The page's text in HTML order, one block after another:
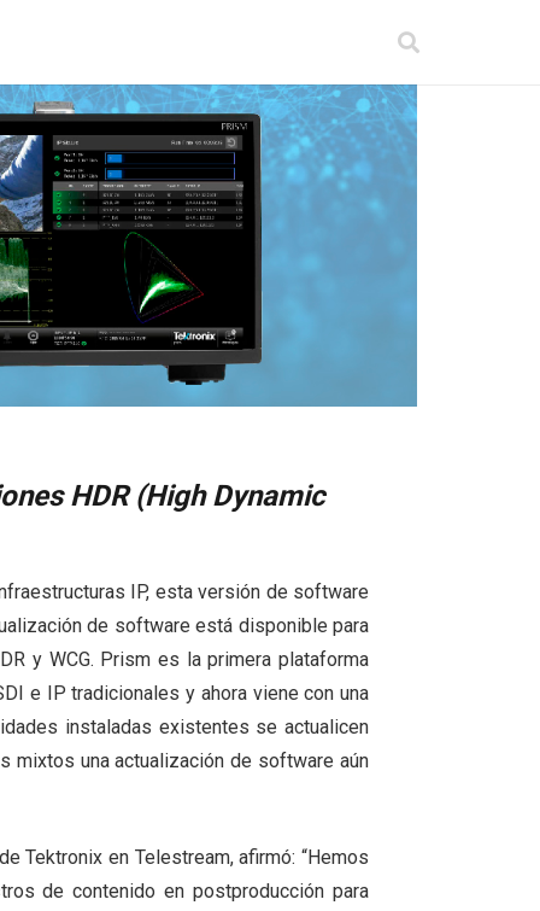
HDR (High Dynamic
IP, esta versión de software
de software está disponible para
y WCG. Prism es la primera plataforma
e IP tradicionales y ahora viene con una
instaladas existentes se actualicen
mixtos una actualización de software aún
Tektronix en Telestream, afirmó: “Hemos
de contenido en postproducción para